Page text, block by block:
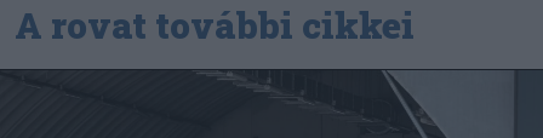
A rovat további cikkei